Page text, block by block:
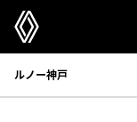
ルノー神戸